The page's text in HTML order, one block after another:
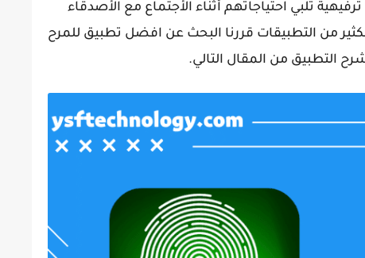
تلبي احتياجاتهم أثناء الأجتماع مع الأصدقاء
من التطبيقات قررنا البحث عن افضل تطبيق للمرح
التطبيق من المقال التالي.